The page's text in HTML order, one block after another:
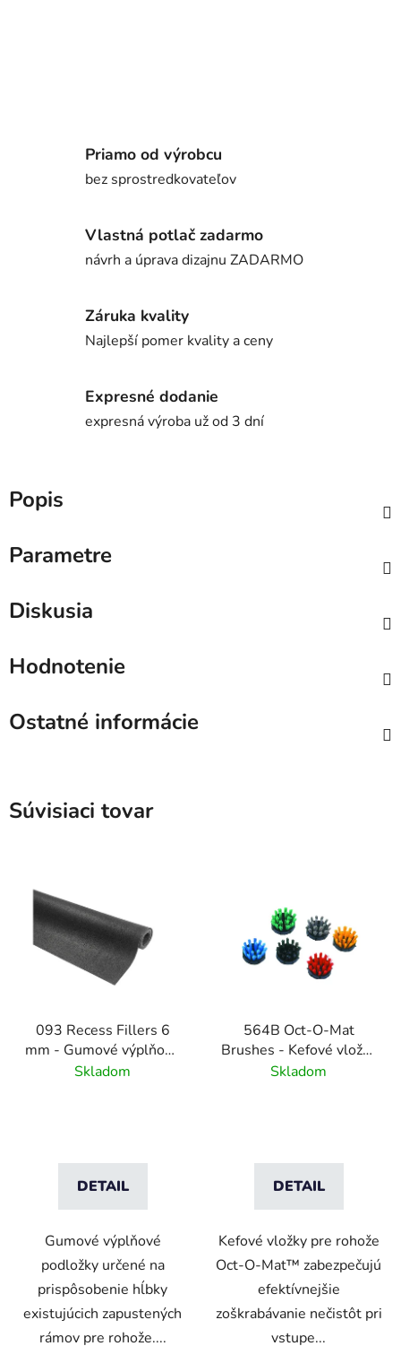
Priamo od výrobcu
bez sprostredkovateľov
Vlastná potlač zadarmo
návrh a úprava dizajnu ZADARMO
Záruka kvality
Najlepší pomer kvality a ceny
Expresné dodanie
expresná výroba už od 3 dní
Popis
Parametre
Diskusia
Hodnotenie
Ostatné informácie
Súvisiaci tovar
093 Recess Fillers 6
mm - Gumové výplňové
podložky
Skladom
DETAIL
Gumové výplňové
podložky určené na
prispôsobenie hĺbky
existujúcich zapustených
rámov pre rohože....
564B Oct-O-Mat
Brushes - Kefové vložky
pre vstupné rohožové
Skladom
DETAIL
Kefové vložky pre rohože
Oct-O-Mat™ zabezpečujú
efektívnejšie
zoškrabávanie nečistôt pri
vstupe...